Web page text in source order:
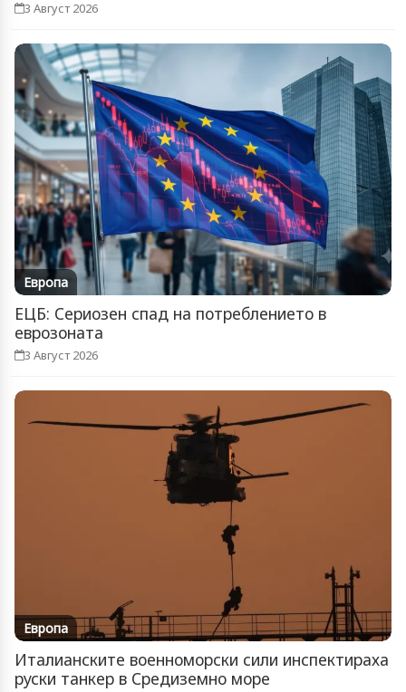
3 Август 2026
Европа
ЕЦБ: Сериозен спад на потреблението в
еврозоната
3 Август 2026
Европа
Италианските военноморски сили инспектираха
руски танкер в Средиземно море